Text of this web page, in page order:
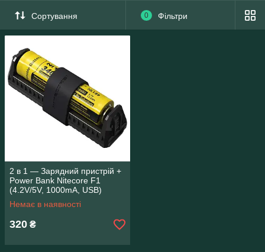
Сортування 0 Фільтри
2 в 1 — Зарядний пристрій +
Power Bank Nitecore F1
(4.2V/5V, 1000mA, USB)
Немає в наявності
320 ₴